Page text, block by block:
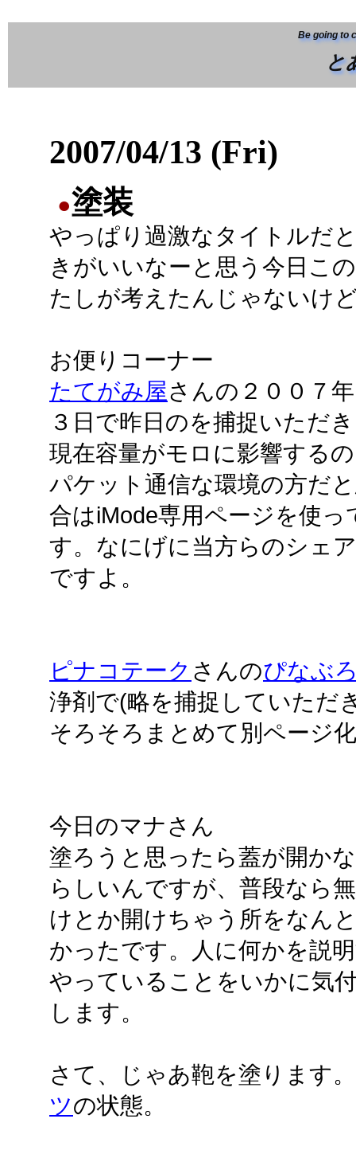
Be going to
と
2007/04/13 (Fri)
●塗装
やっぱり過激なタイトルだ
きがいいなーと思う今日こ
たしが考えたんじゃないけ
お便りコーナー
たてがみ屋さんの２００７
３日で昨日のを捕捉いただ
現在容量がモロに影響する
パケット通信な環境の方だ
合はiMode専用ページを使
す。なにげに当方らのシェ
ですよ。
ピナコテーク さんのぴなぶ
浄剤で(略を捕捉していただ
そろそろまとめて別ページ
今日のマナさん
塗ろうと思ったら蓋が開か
らしいんですが、普段なら
けとか開けちゃう所をなん
かったです。人に何かを説
やっていることをいかに気
します。
さて、じゃあ鞄を塗ります
ツの状態。